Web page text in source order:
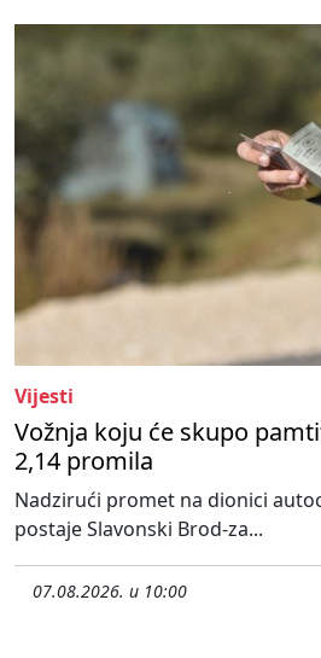
Vijesti
Vožnja koju će skupo
2,14 promila
Nadzirući promet na dionici
postaje Slavonski Brod-za...
07.08.2026. u 10:00